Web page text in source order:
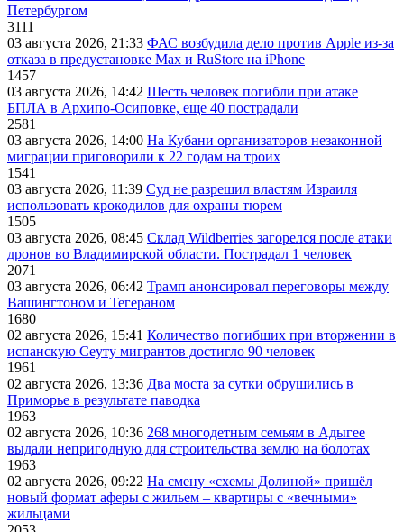
Петербургом
3111
03 августа 2026, 21:33 ФАС возбудила дело против Apple из-за
отказа в предустановке Max и RuStore на iPhone
1457
03 августа 2026, 14:42 Шесть человек погибли при атаке
БПЛА в Архипо-Осиповке, еще 40 пострадали
2581
03 августа 2026, 14:00 На Кубани организаторов незаконной
миграции приговорили к 22 годам на троих
1541
03 августа 2026, 11:39 Суд не разрешил властям Израиля
использовать крокодилов для охраны тюрем
1505
03 августа 2026, 08:45 Склад Wildberries загорелся после атаки
дронов во Владимирской области. Пострадал 1 человек
2071
03 августа 2026, 06:42 Трамп анонсировал переговоры между
Вашингтоном и Тегераном
1680
02 августа 2026, 15:41 Количество погибших при вторжении в
испанскую Сеуту мигрантов достигло 90 человек
1961
02 августа 2026, 13:36 Два моста за сутки обрушились в
Приморье в результате паводка
1963
02 августа 2026, 10:36 268 многодетным семьям в Адыгее
выдали непригодную для строительства землю на болотах
1963
02 августа 2026, 09:22 На смену «схемы Долиной» пришёл
новый формат аферы с жильем – квартиры с «вечными»
жильцами